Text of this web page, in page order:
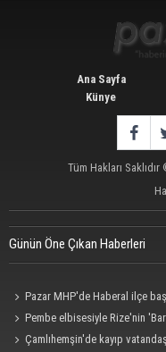
Ana Sayfa
Künye
Tüm Hakları
Günün Öne Çıkan Haberleri
Pazar MHP'de Haberal ilçe
Pembe elbisesiyle Rize'nin
Çamlıhemşin'de kayıp